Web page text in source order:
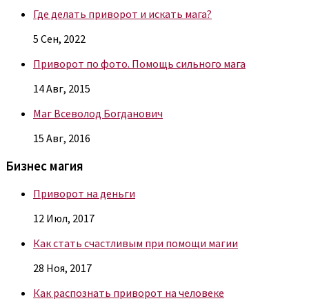
Где делать приворот и искать мага?
5 Сен, 2022
Приворот по фото. Помощь сильного мага
14 Авг, 2015
Маг Всеволод Богданович
15 Авг, 2016
Бизнес магия
Приворот на деньги
12 Июл, 2017
Как стать счастливым при помощи магии
28 Ноя, 2017
Как распознать приворот на человеке